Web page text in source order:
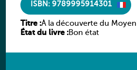
ISBN: 9789995914301
Titre :À la découverte du
littéraire
État du livre :Bon état